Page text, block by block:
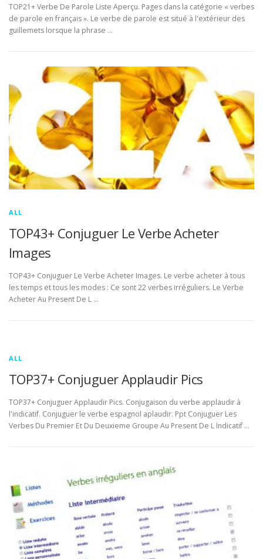
TOP21+ Verbe De Parole Liste Aperçu. Pages dans la catégorie « verbes
de parole en français ». Le verbe de parole est situé à l'extérieur des
guillemets lorsque la phrase …
ALL
TOP43+ Conjuguer Le Verbe Acheter
Images
TOP43+ Conjuguer Le Verbe Acheter Images. Le verbe acheter à tous
les temps et tous les modes : Ce sont 22 verbes irréguliers. Le Verbe
Acheter Au Present De L …
ALL
TOP37+ Conjuguer Applaudir Pics
TOP37+ Conjuguer Applaudir Pics. Conjugaison du verbe applaudir à
l'indicatif. Conjuguer le verbe espagnol aplaudir. Ppt Conjuguer Les
Verbes Du Premier Et Du Deuxieme Groupe Au Present De L Indicatif …